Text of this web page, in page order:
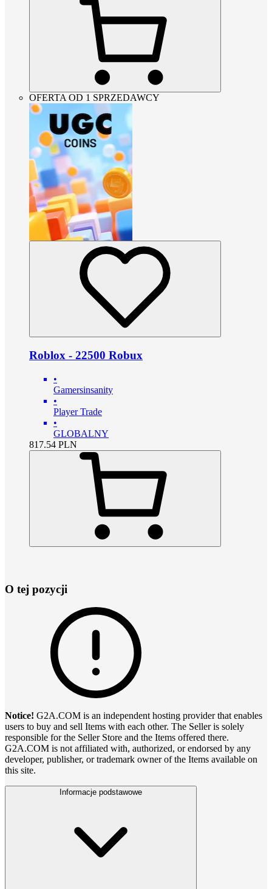
OFERTA OD 1 SPRZEDAWCY
Roblox - 22500 Robux
•
Gamersinsanity
•
Player Trade
•
GLOBALNY
817.54 PLN
O tej pozycji
Notice! G2A.COM is an independent hosting provider that enables
users to buy and sell Items with each other. The Seller is solely
responsible for the Seller Store and the Items offered there.
G2A.COM is not affiliated with, authorized, or endorsed by any
developer, publisher, or trademark owner of the Items available on
this site.
Informacje podstawowe